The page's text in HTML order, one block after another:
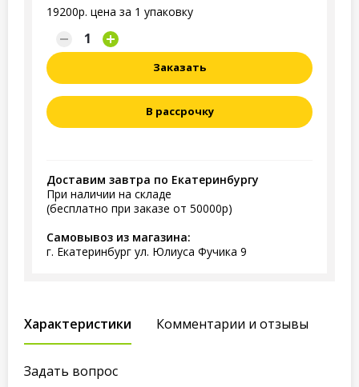
19200р. цена за 1 упаковку
Заказать
В рассрочку
Доставим завтра по Екатеринбургу
При наличии на складе
(бесплатно при заказе от 50000р)
Самовывоз из магазина:
г. Екатеринбург ул. Юлиуса Фучика 9
Характеристики Комментарии и отзывы
Задать вопрос